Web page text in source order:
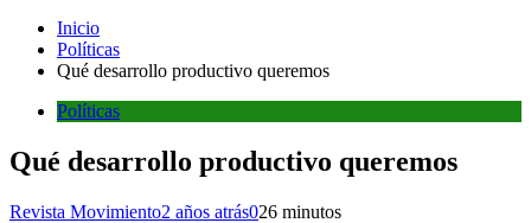
Inicio
Políticas
Qué desarrollo productivo queremos
Políticas
Qué desarrollo productivo queremos
Revista Movimiento2 años atrás026 minutos